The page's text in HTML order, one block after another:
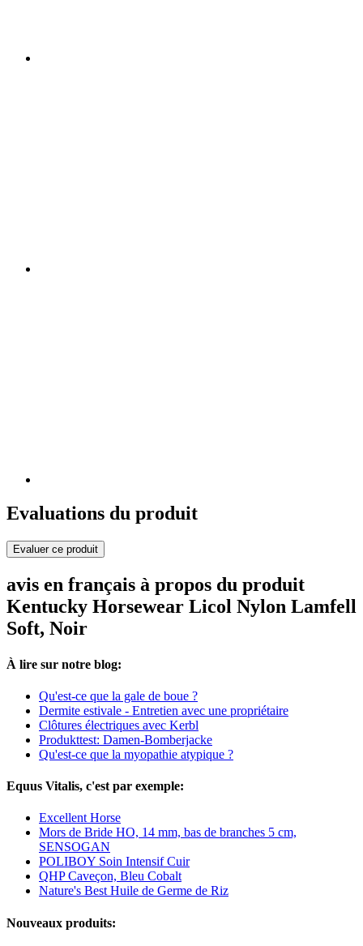
Evaluations du produit
Evaluer ce produit
avis en français à propos du produit
Kentucky Horsewear Licol Nylon Lamfell
Soft, Noir
À lire sur notre blog:
Qu'est-ce que la gale de boue ?
Dermite estivale - Entretien avec une propriétaire
Clôtures électriques avec Kerbl
Produkttest: Damen-Bomberjacke
Qu'est-ce que la myopathie atypique ?
Equus Vitalis, c'est par exemple:
Excellent Horse
Mors de Bride HO, 14 mm, bas de branches 5 cm,
SENSOGAN
POLIBOY Soin Intensif Cuir
QHP Caveçon, Bleu Cobalt
Nature's Best Huile de Germe de Riz
Nouveaux produits: